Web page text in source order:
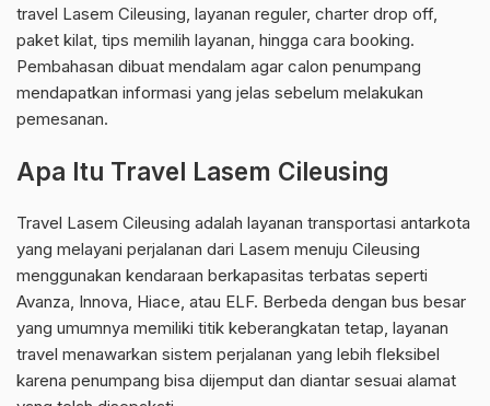
travel Lasem Cileusing, layanan reguler, charter drop off,
paket kilat, tips memilih layanan, hingga cara booking.
Pembahasan dibuat mendalam agar calon penumpang
mendapatkan informasi yang jelas sebelum melakukan
pemesanan.
Apa Itu Travel Lasem Cileusing
Travel Lasem Cileusing adalah layanan transportasi antarkota
yang melayani perjalanan dari Lasem menuju Cileusing
menggunakan kendaraan berkapasitas terbatas seperti
Avanza, Innova, Hiace, atau ELF. Berbeda dengan bus besar
yang umumnya memiliki titik keberangkatan tetap, layanan
travel menawarkan sistem perjalanan yang lebih fleksibel
karena penumpang bisa dijemput dan diantar sesuai alamat